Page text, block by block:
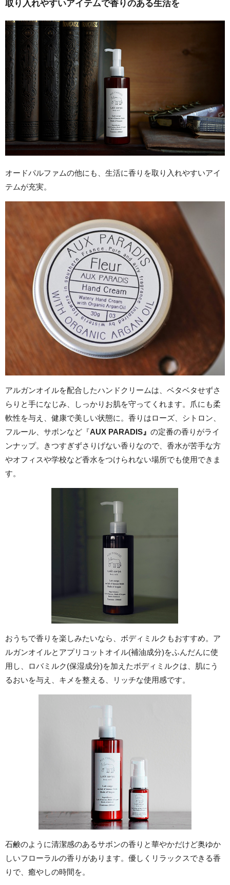
取り入れやすいアイテムで香りのある生活を
オードパルファムの他にも、生活に香りを取り入れやすいアイ
テムが充実。
アルガンオイルを配合したハンドクリームは、ベタベタせずさ
らりと手になじみ、しっかりお肌を守ってくれます。爪にも柔
軟性を与え、健康で美しい状態に。香りはローズ、シトロン、
フルール、サボンなど『AUX PARADIS』 の定番の香りがライ
ンナップ。きつすぎずさりげない香りなので、香水が苦手な方
やオフィスや学校など香水をつけられない場所でも使用できま
す。
おうちで香りを楽しみたいなら、ボディミルクもおすすめ。ア
ルガンオイルとアプリコットオイル(補油成分)をふんだんに使
用し、ロバミルク(保湿成分)を加えたボディミルクは、肌にう
るおいを与え、キメを整える、リッチな使用感です。
石鹸のように清潔感のあるサボンの香りと華やかだけど奥ゆか
しいフローラルの香りがあります。優しくリラックスできる香
りで、癒やしの時間を。